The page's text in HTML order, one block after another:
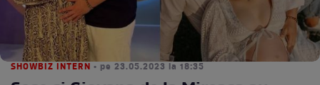
SHOWBIZ INTERN • pe 23.05.2023 la 18:35